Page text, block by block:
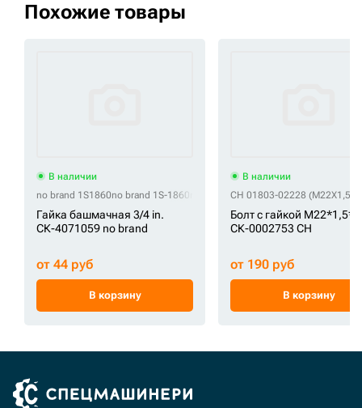
Похожие товары
В наличии
no brand 1S1860no brand 1S-1860 no brand 2505721910002no brand
Гайка башмачная 3/4 in.
СК-4071059 no brand
от 44 руб
В корзину
В наличии
CH 01803-02228
Болт с гайкой
СК-0002753 CH
от 190 руб
В корзину